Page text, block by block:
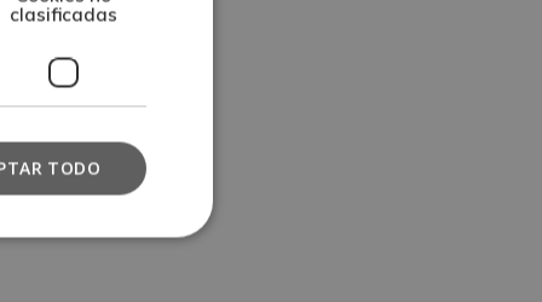
a un
el
y
clasificadas
TODO